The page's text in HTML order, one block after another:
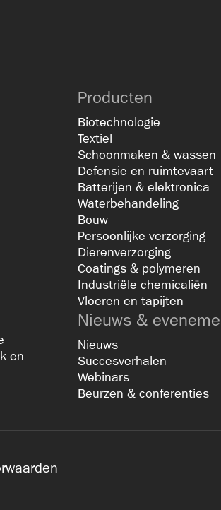
en
Producten
Biotechnologie
Textiel
Schoonmaken & wassen
Defensie en ruimtevaart
Batterijen & elektronica
Waterbehandeling
Bouw
Persoonlijke verzorging
Dierenverzorging
Coatings & polymeren
Industriële chemicaliën
Vloeren en tapijten
Nieuws &
Nieuws
Succesverhalen
Webinars
Beurzen & conferenties